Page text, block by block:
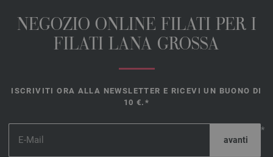
NEGOZIO ONLINE FILATI PER I
FILATI LANA GROSSA
ISCRIVITI ORA ALLA NEWSLETTER E RICEVI UN BUONO DI
10 €.*
*